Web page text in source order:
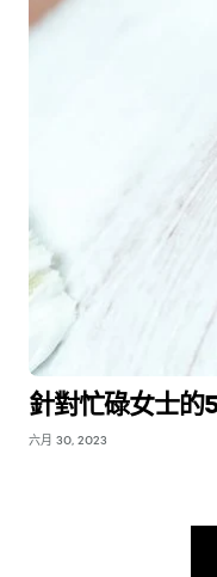
針對忙碌女士的
六月 30, 2023